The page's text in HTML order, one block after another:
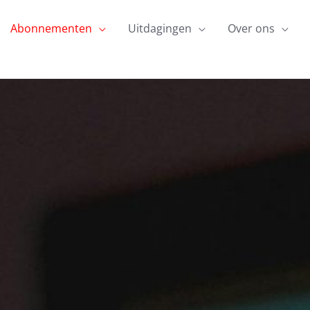
Abonnementen Uitdagingen Over ons